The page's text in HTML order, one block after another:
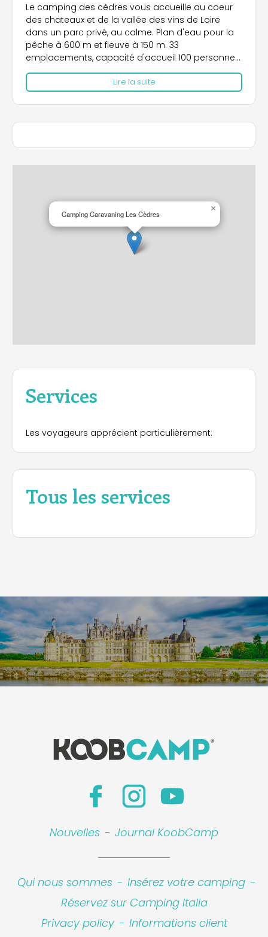
Le camping des cèdres vous accueille au coeur
des chateaux et de la vallée des vins de Loire
dans un parc privé, au calme. Plan d'eau pour la
pêche à 600 m et fleuve à 150 m. 33
emplacements, capacité d'accueil 100 personnes.
Ouvert du 1er juin au 30 septembre.
Lire la suite
Camping Caravaning Les Cèdres
×
Services
Les voyageurs apprécient particulièrement:
Tous les services
Nouvelles - Journal KoobCamp
Qui nous sommes - Insérez votre camping -
Réservez sur Camping Italia
Privacy policy - Informations client